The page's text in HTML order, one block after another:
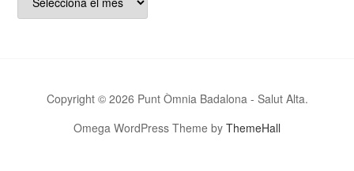
Copyright © 2026 Punt Òmnia Badalona - Salut Alta.
Omega WordPress Theme by ThemeHall